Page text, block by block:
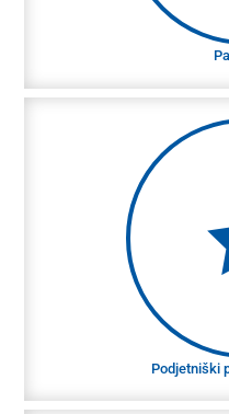
Podjetniški
Podjetniški
Podpiramo vašo